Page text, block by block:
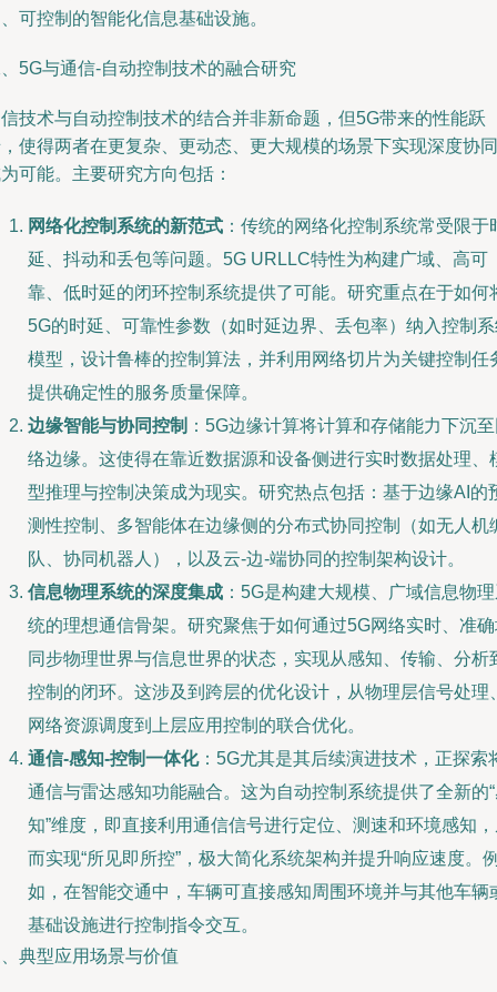
可控制的智能化信息基础设施。
5G与通信-自动控制技术的融合研究
技术与自动控制技术的结合并非新命题，但5G带来的性能跃
使得两者在更复杂、更动态、更大规模的场景下实现深度协同
可能。主要研究方向包括：
网络化控制系统的新范式 ：传统的网络化控制系统常受限于
延、抖动和丢包等问题。5G URLLC特性为构建广域、高可
靠、低时延的闭环控制系统提供了可能。研究重点在于如何
5G的时延、可靠性参数（如时延边界、丢包率）纳入控制
模型，设计鲁棒的控制算法，并利用网络切片为关键控制任
提供确定性的服务质量保障。
边缘智能与协同控制 ：5G边缘计算将计算和存储能力下沉
络边缘。这使得在靠近数据源和设备侧进行实时数据处理、
型推理与控制决策成为现实。研究热点包括：基于边缘AI的
测性控制、多智能体在边缘侧的分布式协同控制（如无人机
队、协同机器人），以及云-边-端协同的控制架构设计。
信息物理系统的深度集成 ：5G是构建大规模、广域信息物
统的理想通信骨架。研究聚焦于如何通过5G网络实时、准
同步物理世界与信息世界的状态，实现从感知、传输、分析
控制的闭环。这涉及到跨层的优化设计，从物理层信号处理
网络资源调度到上层应用控制的联合优化。
通信-感知-控制一体化：5G尤其是其后续演进技术，正探索
通信与雷达感知功能融合。这为自动控制系统提供了全新的
知”维度，即直接利用通信信号进行定位、测速和环境感知
而实现“所见即所控”，极大简化系统架构并提升响应速度。
如，在智能交通中，车辆可直接感知周围环境并与其他车辆
基础设施进行控制指令交互。
典型应用场景与价值